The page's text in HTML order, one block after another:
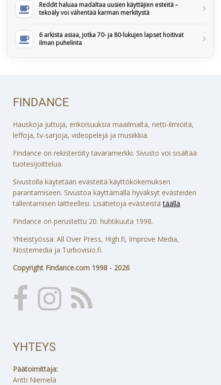
Reddit haluaa madaltaa uusien käyttäjien esteitä –
tekoäly voi vähentää karman merkitystä
6 arkista asiaa, jotka 70- ja 80-lukujen lapset hoitivat
ilman puhelinta
FINDANCE
Hauskoja juttuja, erikoisuuksia maailmalta, netti-ilmiöitä,
leffoja, tv-sarjoja, videopelejä ja musiikkia.
Findance on rekisteröity tavaramerkki. Sivusto voi sisältää
tuotesijoittelua.
Sivustolla käytetään evästeitä käyttökokemuksen
parantamiseen. Sivustoa käyttämällä hyväksyt evästeiden
tallentamisen laitteellesi. Lisätietoja evästeistätäällä.
Findance on perustettu 20. huhtikuuta 1998.
Yhteistyössä: All Over Press, High.fi, Improve Media,
Nostemedia ja Turbovisio.fi.
Copyright Findance.com 1998 - 2026
YHTEYS
Päätoimittaja:
Antti Niemelä